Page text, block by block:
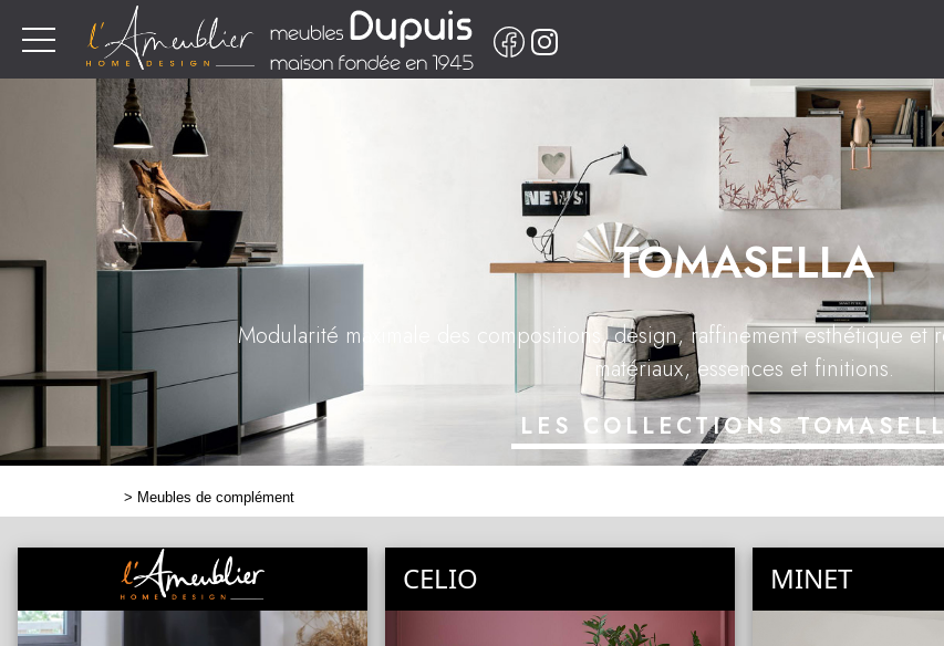
TOMASELLA
Modularité maximale des compositions, design, raffinement esthétique
matériaux, essences et finitions.
LES COLLECTIONS
> Meubles de complément
CELIO MINET